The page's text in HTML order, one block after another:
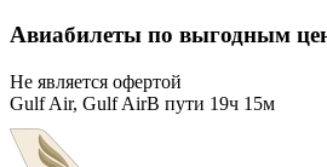
Авиабилеты по выгодным
Не является офертой
Gulf Air, Gulf AirВ пути 19ч 15м